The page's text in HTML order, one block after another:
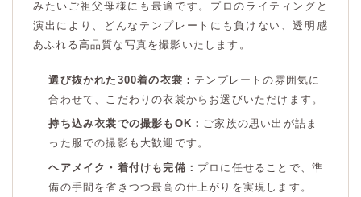
みたいご祖父母様にも最適です。プロのライティングと
演出により、どんなテンプレートにも負けない、透明感
あふれる高品質な写真を撮影いたします。
選び抜かれた300着の衣裳： テンプレートの雰囲気に
合わせて、こだわりの衣裳からお選びいただけます。
持ち込み衣裳での撮影もOK： ご家族の思い出が詰ま
った服での撮影も大歓迎です。
ヘアメイク・着付けも完備： プロに任せることで、準
備の手間を省きつつ最高の仕上がりを実現します。